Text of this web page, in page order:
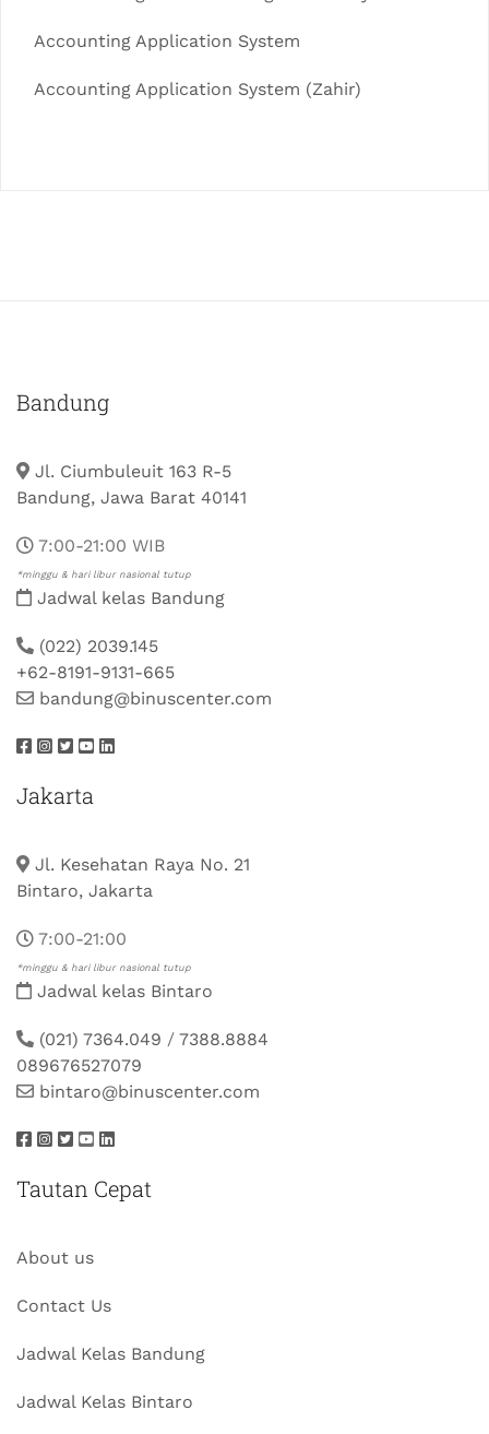
Accounting Application System
Accounting Application System (Zahir)
Bandung
Jl. Ciumbuleuit 163 R-5
Bandung, Jawa Barat 40141
7:00-21:00 WIB
*minggu & hari libur nasional tutup
Jadwal kelas Bandung
(022) 2039.145
+62-8191-9131-665
bandung@binuscenter.com
Jakarta
Jl. Kesehatan Raya No. 21
Bintaro, Jakarta
7:00-21:00
*minggu & hari libur nasional tutup
Jadwal kelas Bintaro
(021) 7364.049 / 7388.8884
089676527079
bintaro@binuscenter.com
Tautan Cepat
About us
Contact Us
Jadwal Kelas Bandung
Jadwal Kelas Bintaro